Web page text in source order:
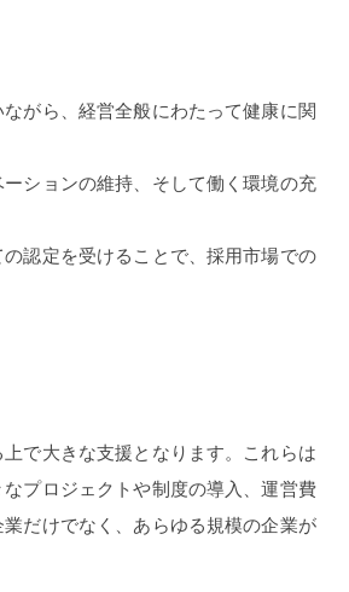
がら、経営全般にわたって健康に関
ションの維持、そして働く環境の充
認定を受けることで、採用市場での
で大きな支援となります。これらは
プロジェクトや制度の導入、運営費
だけでなく、あらゆる規模の企業が